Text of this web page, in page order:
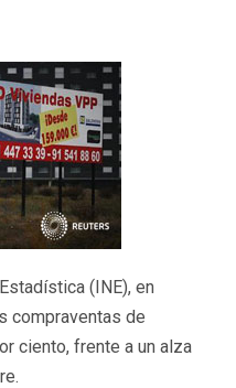
(INE), en
compraventas de
ciento, frente a un alza